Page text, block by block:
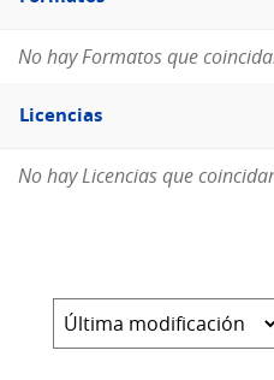
Formatos
No hay Formatos que
Filtro
Licencias
Licencias
No hay Licencias que